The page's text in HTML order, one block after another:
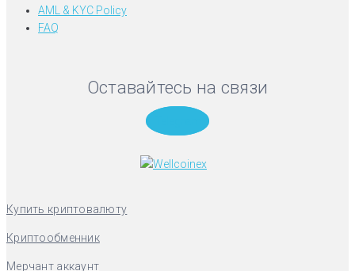
AML & KYC Policy
FAQ
Оставайтесь на связи
Купить криптовалюту
Криптообменник
Мерчант аккаунт